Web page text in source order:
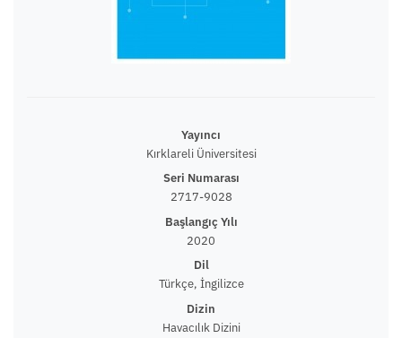
Yayıncı
Kırklareli Üniversitesi
Seri Numarası
2717-9028
Başlangıç Yılı
2020
Dil
Türkçe, İngilizce
Dizin
Havacılık Dizini